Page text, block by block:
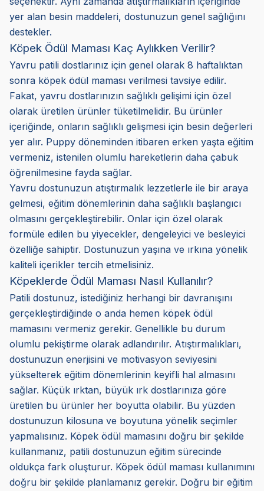
yer alan besin maddeleri, dostunuzun genel sağlığını
destekler.
Köpek Ödül Maması Kaç Aylıkken Verilir?
Yavru patili dostlarınız için genel olarak 8 haftalıktan
sonra köpek ödül maması verilmesi tavsiye edilir.
Fakat, yavru dostlarınızın sağlıklı gelişimi için özel
olarak üretilen ürünler tüketilmelidir. Bu ürünler
içeriğinde, onların sağlıklı gelişmesi için besin değerleri
yer alır. Puppy döneminden itibaren erken yaşta eğitim
vermeniz, istenilen olumlu hareketlerin daha çabuk
öğrenilmesine fayda sağlar.
Yavru dostunuzun atıştırmalık lezzetlerle ile bir araya
gelmesi, eğitim dönemlerinin daha sağlıklı başlangıcı
olmasını gerçekleştirebilir. Onlar için özel olarak
formüle edilen bu yiyecekler, dengeleyici ve besleyici
özelliğe sahiptir. Dostunuzun yaşına ve ırkına yönelik
kaliteli içerikler tercih etmelisiniz.
Köpeklerde Ödül Maması Nasıl Kullanılır?
Patili dostunuz, istediğiniz herhangi bir davranışını
gerçekleştirdiğinde o anda hemen köpek ödül
mamasını vermeniz gerekir. Genellikle bu durum
olumlu pekiştirme olarak adlandırılır. Atıştırmalıkları,
dostunuzun enerjisini ve motivasyon seviyesini
yükselterek eğitim dönemlerinin keyifli hal almasını
sağlar. Küçük ırktan, büyük ırk dostlarınıza göre
üretilen bu ürünler her boyutta olabilir. Bu yüzden
dostunuzun kilosuna ve boyutuna yönelik seçimler
yapmalısınız. Köpek ödül mamasını doğru bir şekilde
kullanmanız, patili dostunuzun eğitim sürecinde
oldukça fark oluşturur. Köpek ödül maması kullanımını
doğru bir şekilde planlamanız gerekir. Doğru bir eğitim